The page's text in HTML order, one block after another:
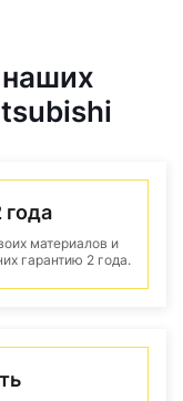
года
материалов и
гарантию 2 года.